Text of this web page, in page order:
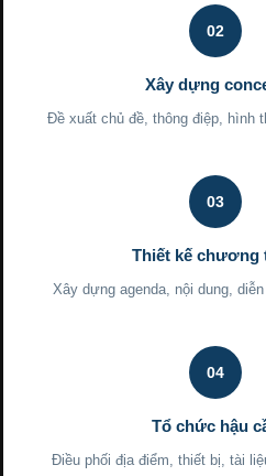
02
Xây dựng
Đề xuất chủ đề, thông điệp, hình
03
Thiết kế chương
Xây dựng agenda, nội dung,
04
Tổ chức hậu
Điều phối địa điểm, thiết bị, tài